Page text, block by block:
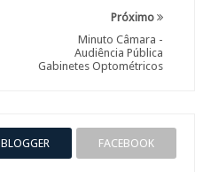
Próximo
Minuto Câmara -
Audiência Pública
Gabinetes Optométricos
BLOGGER FACEBOOK